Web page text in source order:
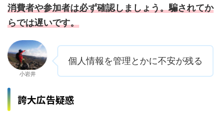
消費者や参加者は必ず確認しましょう。騙されてか
らでは遅いです。
小岩井
個人情報を管理とかに不安が残る
誇大広告疑惑